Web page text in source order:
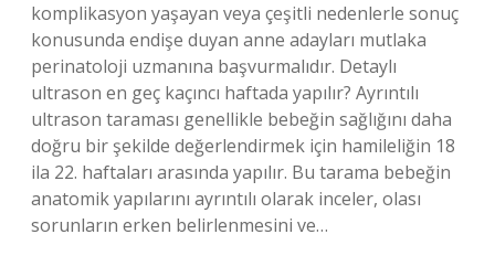
komplikasyon yaşayan veya çeşitli nedenlerle sonuç
konusunda endişe duyan anne adayları mutlaka
perinatoloji uzmanına başvurmalıdır. Detaylı
ultrason en geç kaçıncı haftada yapılır? Ayrıntılı
ultrason taraması genellikle bebeğin sağlığını daha
doğru bir şekilde değerlendirmek için hamileliğin 18
ila 22. haftaları arasında yapılır. Bu tarama bebeğin
anatomik yapılarını ayrıntılı olarak inceler, olası
sorunların erken belirlenmesini ve…